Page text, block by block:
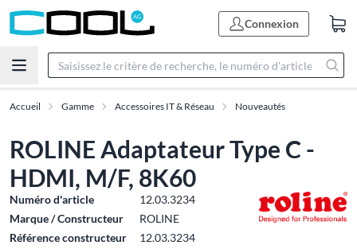
Connexion
Accueil Gamme Accessoires IT & Réseau Nouveautés
ROLINE Adaptateur Type C -
HDMI, M/F, 8K60
Numéro d'article
12.03.3234
Marque / Constructeur
ROLINE
Référence constructeur
12.03.3234